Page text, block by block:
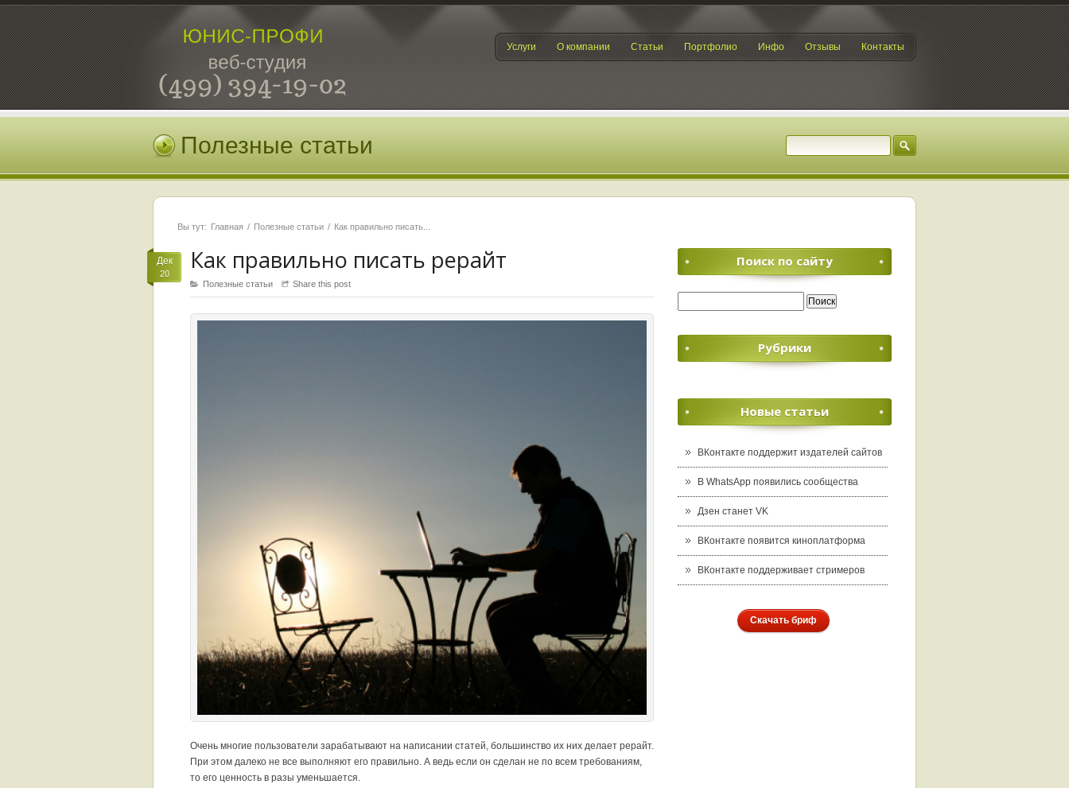
Услуги О компании Статьи Портфолио Инфо Отзывы Контакты
Полезные статьи
Вы тут: Главная Полезные статьи Как правильно писать...
Дек
20 Как правильно писать рерайт
Полезные статьи Share this post
Очень многие пользователи зарабатывают на написании статей, большинство их них делает рерайт.
При этом далеко не все выполняют его правильно. А ведь если он сделан не по всем требованиям,
то его ценность в разы уменьшается.
Поиск по сайту
Рубрики
Новые статьи
ВКонтакте поддержит издателей сайтов
В WhatsApp появились сообщества
Дзен станет VK
ВКонтакте появится киноплатформа
ВКонтакте поддерживает стримеров
Скачать бриф